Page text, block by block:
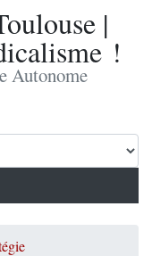
|
!
Autonome